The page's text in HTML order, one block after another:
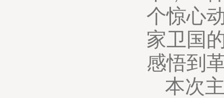
个惊心
家卫国
感悟到
本次